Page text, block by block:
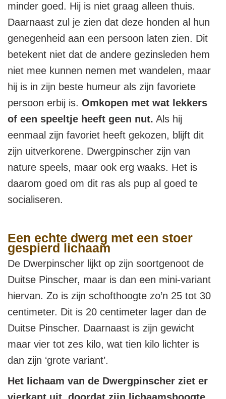
minder goed. Hij is niet graag alleen thuis.
Daarnaast zul je zien dat deze honden al hun
genegenheid aan een persoon laten zien. Dit
betekent niet dat de andere gezinsleden hem
niet mee kunnen nemen met wandelen, maar
hij is in zijn beste humeur als zijn favoriete
persoon erbij is. Omkopen met wat lekkers
of een speeltje heeft geen nut. Als hij
eenmaal zijn favoriet heeft gekozen, blijft dit
zijn uitverkorene. Dwergpinscher zijn van
nature speels, maar ook erg waaks. Het is
daarom goed om dit ras als pup al goed te
socialiseren.
Een echte dwerg met een stoer
gespierd lichaam
De Dwerpinscher lijkt op zijn soortgenoot de
Duitse Pinscher, maar is dan een mini-variant
hiervan. Zo is zijn schofthoogte zo’n 25 tot 30
centimeter. Dit is 20 centimeter lager dan de
Duitse Pinscher. Daarnaast is zijn gewicht
maar vier tot zes kilo, wat tien kilo lichter is
dan zijn ‘grote variant’.
Het lichaam van de Dwergpinscher ziet er